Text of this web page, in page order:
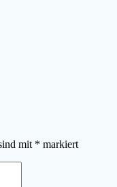
mit * markiert